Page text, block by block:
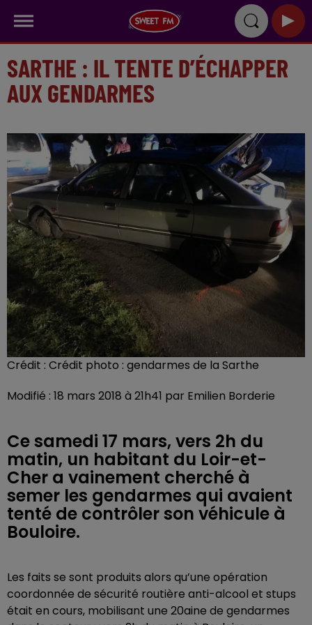
SARTHE : IL TENTE D’ÉCHAPPER
AUX GENDARMES
Crédit : Crédit photo : gendarmes de la Sarthe
Modifié : 18 mars 2018 à 21h41 par Emilien Borderie
Ce samedi 17 mars, vers 2h du
matin, un habitant du Loir-et-
Cher a vainement cherché à
semer les gendarmes qui avaient
tenté de contrôler son véhicule à
Bouloire.
Les faits se sont produits alors qu’une opération
coordonnée de sécurité routière anti-alcool et stups
était en cours, mobilisant une 20aine de gendarmes